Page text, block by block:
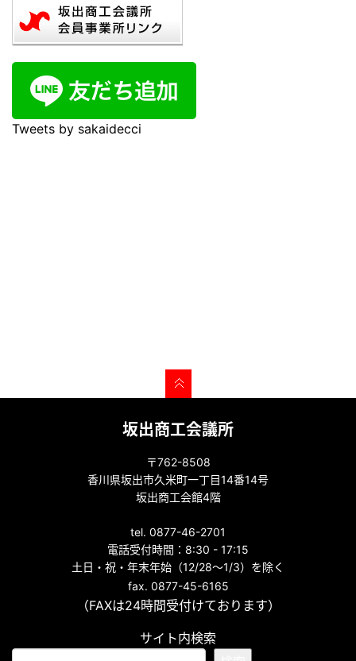
Tweets by sakaidecci
坂出商工会議所
〒762-8508
香川県坂出市久米町一丁目14番14号
坂出商工会館4階
tel. 0877-46-2701
電話受付時間：8:30 - 17:15
土日・祝・年末年始（12/28～1/3）を除く
fax. 0877-45-6165
（FAXは24時間受付けております）
サイト内検索